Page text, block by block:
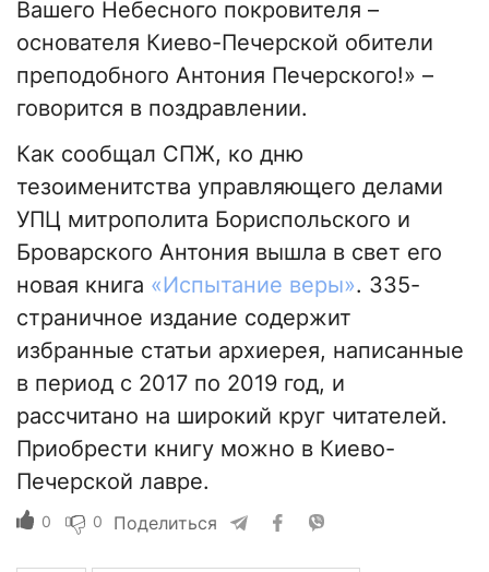
Вашего Небесного покровителя –
основателя Киево-Печерской обители
преподобного Антония Печерского!» –
говорится в поздравлении.
Как сообщал СПЖ, ко дню
тезоименитства управляющего делами
УПЦ митрополита Бориспольского и
Броварского Антония вышла в свет его
новая книга «Испытание веры». 335-
страничное издание содержит
избранные статьи архиерея, написанные
в период с 2017 по 2019 год, и
рассчитано на широкий круг читателей.
Приобрести книгу можно в Киево-
Печерской лавре.
0 0 Поделиться